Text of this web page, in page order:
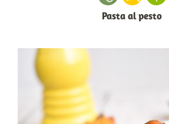
Pasta al pesto